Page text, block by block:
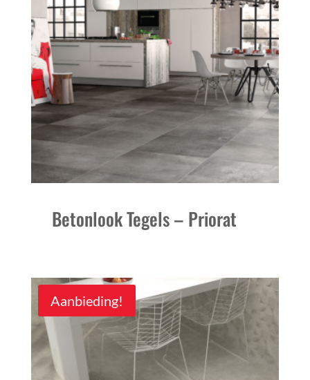
Betonlook Tegels – Priorat
Aanbieding!